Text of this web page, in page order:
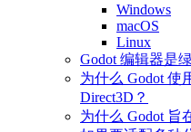
Windows
macOS
Linux
Godot 编辑器是
为什么 Godot 使
Direct3D？
为什么 Godot 旨